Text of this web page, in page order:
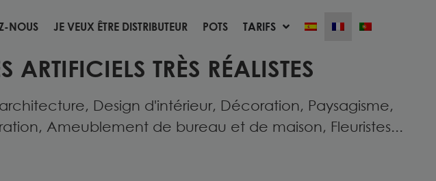
NOUS JE VEUX ÊTRE DISTRIBUTEUR POTS TARIFS
NOUS JE VEUX ÊTRE DISTRIBUTEUR POTS TARIFS
ARTIFICIELS TRÈS RÉALISTES
Design d'intérieur, Décoration, Paysagisme,
Ameublement de bureau et de maison, Fleuristes...